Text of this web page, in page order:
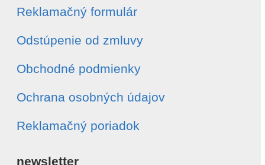
Reklamačný formulár
Odstúpenie od zmluvy
Obchodné podmienky
Ochrana osobných údajov
Reklamačný poriadok
newsletter